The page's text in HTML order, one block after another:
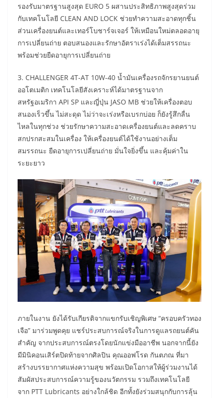
รองรับมาตรฐานสูงสุด EURO 5 ผสานประสิทธิภาพสูงสุดร่วม
กับเทคโนโลยี CLEAN AND LOCK ช่วยทำความสะอาดทุกชิ้น
ส่วนเครื่องยนต์และเทอร์โบชาร์จเจอร์ ให้เหมือนใหม่ตลอดอายุ
การเปลี่ยนถ่าย ตอบสนองและรักษาอัตราเร่งได้เต็มสรรถนะ
พร้อมช่วยยืดอายุการเปลี่ยนถ่าย
3. CHALLENGER 4T-AT 10W-40 น้ำมันเครื่องรถจักรยานยนต์
ออโตเมติก เทคโนโลยีสังเคราะห์ได้มาตรฐานจาก
สหรัฐอเมริกา API SP และญี่ปุ่น JASO MB ช่วยให้เครื่องตอบ
สนองเร็วขึ้น ไม่สะดุด ไม่ว่าจะเร่งหรือเบรกบ่อย ก็ยังรู้สึกลื่น
ไหลในทุกช่วง​ ช่วยรักษาความสะอาดเครื่องยนต์และลดคราบ
สกปรกสะสมในเครื่อง ให้เครื่องยนต์ได้ใช้งานอย่างเต็ม
สมรรถนะ​ ยืดอายุการเปลี่ยนถ่าย มั่นใจยิ่งขึ้น และคุ้มค่าใน
ระยะยาว
ภายในงาน ยังได้รับเกียรติจากแขกรับเชิญพิเศษ “ครอบครัวทอง
เจือ” มาร่วมพูดคุย แชร์ประสบการณ์จริงในการดูแลรถยนต์คัน
สำคัญ จากประสบการณ์ตรงโดยนักแข่งมืออาชีพ นอกจากนี้ยัง
มีมินิคอนเสิร์ตปิดท้ายจากศิลปิน คุณออฟโรด กันตภณ ที่มา
สร้างบรรยากาศแห่งความสุข พร้อมเปิดโอกาสให้ผู้ร่วมงานได้
สัมผัสประสบการณ์ความรู้ของนวัตกรรม รวมถึงเทคโนโลยี
จาก PTT Lubricants อย่างใกล้ชิด อีกทั้งยังร่วมสนุกกับการลุ้น